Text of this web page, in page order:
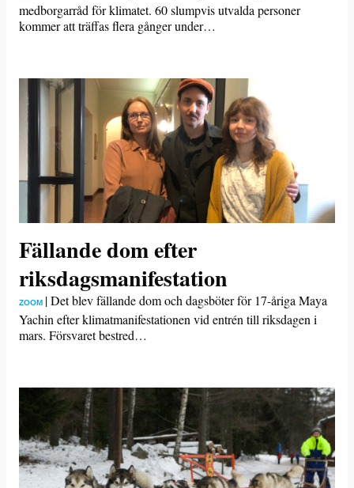
medborgarråd för klimatet. 60 slumpvis utvalda personer
kommer att träffas flera gånger under…
Fällande dom efter
riksdagsmanifestation
ZOOM |Det blev fällande dom och dagsböter för 17-åriga Maya
Yachin efter klimatmanifestationen vid entrén till riksdagen i
mars. Försvaret bestred…